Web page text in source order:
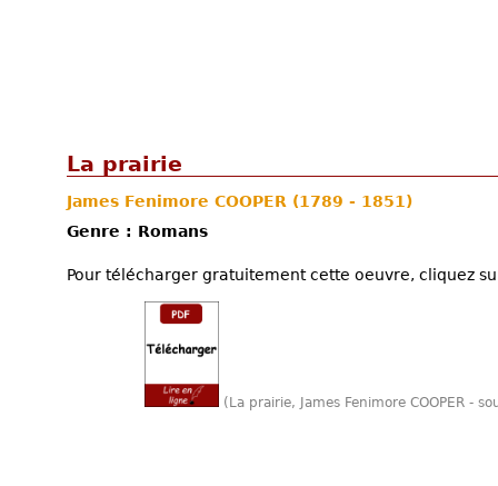
La prairie
James Fenimore COOPER (1789 - 1851)
Genre : Romans
Pour télécharger gratuitement cette oeuvre, cliquez
(La prairie, James Fenimore COOPER -